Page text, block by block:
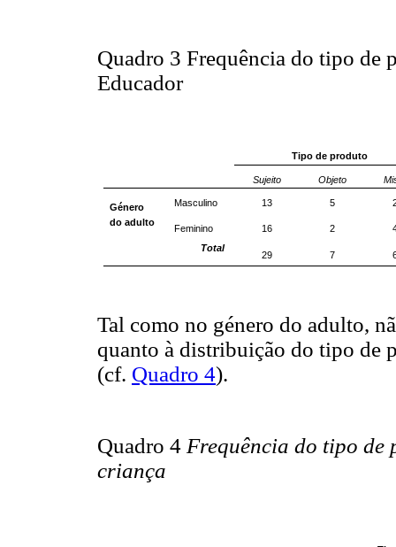
Quadro 3 Frequência do tipo de
Educador
Tipo de produto
Sujeito Objeto
Género
do adulto
Masculino 13 5
Feminino 16 2
Total
29 7
Tal como no género do adulto,
quanto à distribuição do tipo de
(cf. Quadro 4).
Quadro 4 Frequência do tipo de
criança